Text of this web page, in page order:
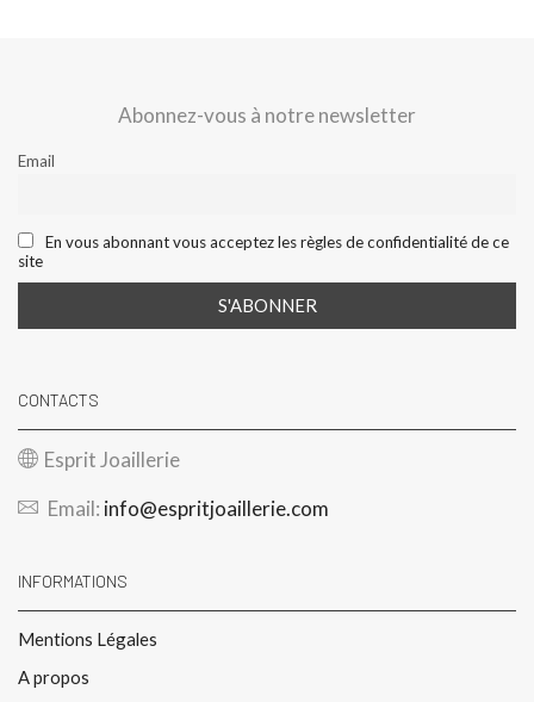
Abonnez-vous à notre newsletter
Email
En vous abonnant vous acceptez les règles de confidentialité de ce
site
CONTACTS
Esprit Joaillerie
Email: info@espritjoaillerie.com
INFORMATIONS
Mentions Légales
A propos